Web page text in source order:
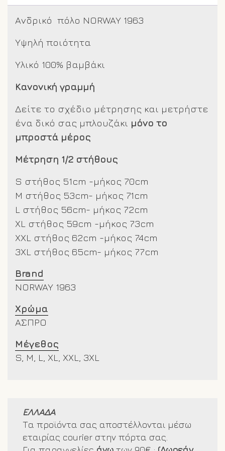
Ανδρικό πόλο NORWAY 1963
Υψηλή ποιότητα
Υλικό 100% βαμβάκι
Κανονική γραμμή
Δείτε το σχέδιο μέτρησης και μετρήστε
ένα δικό σας μπλουζάκι μόνο το
μπροστά μέρος
Μέτρηση 1/2 στήθους
S στήθος 51cm -μήκος 70cm
M στήθος 53cm- μήκος 71cm
L στήθος 56cm- μήκος 72cm
XL στήθος 59cm -μήκος 73cm
XXL στήθος 62cm -μήκος 74cm
3XL στήθος 65cm- μήκος 77cm
Brand
NORWAY 1963
Χρώμα
ΑΣΠΡΟ
Μέγεθος
S, M, L, XL, XXL, 3XL
ΕΛΛΑΔΑ
Τα προϊόντα σας αποστέλλονται μέσω
εταιρίας courier στην πόρτα σας.